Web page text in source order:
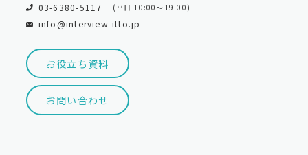
03-6380-5117 (平日 10:00～19:00)
info@interview-itto.jp
お役立ち資料
お問い合わせ